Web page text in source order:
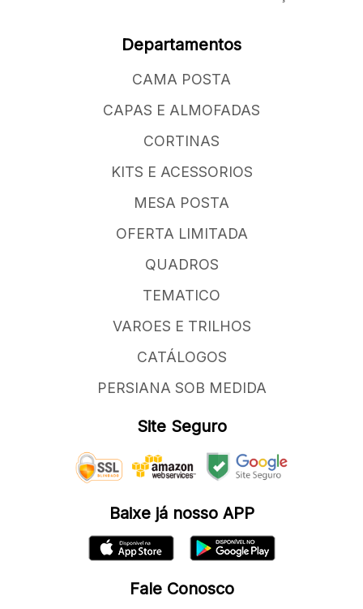
Departamentos
CAMA POSTA
CAPAS E ALMOFADAS
CORTINAS
KITS E ACESSORIOS
MESA POSTA
OFERTA LIMITADA
QUADROS
TEMATICO
VAROES E TRILHOS
CATÁLOGOS
PERSIANA SOB MEDIDA
Site Seguro
Baixe já nosso APP
Fale Conosco